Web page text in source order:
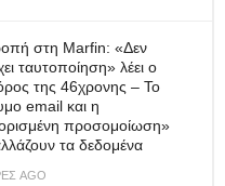
στη Marfin: «Δεν
ταυτοποίηση» λέει ο
της 46χρονης – Το
email και η
προσομοίωση»
τα δεδομένα
AGO